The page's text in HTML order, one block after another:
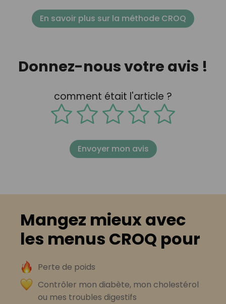
En savoir plus sur la méthode CROQ
Donnez-nous votre avis !
comment était l'article ?
Envoyer mon avis
Mangez mieux avec
les menus CROQ pour
Perte de poids
Contrôler mon diabète, mon cholestérol
ou mes troubles digestifs